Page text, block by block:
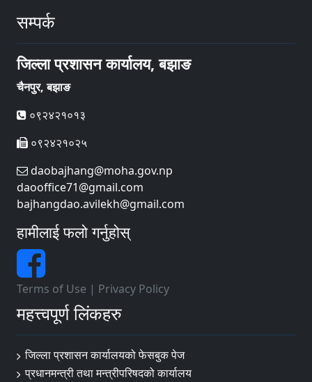
सम्पर्क
जिल्ला प्रशासन कार्यालय, बझाङ
चैनपुर, बझाङ
०९२४२१०१३
०९२४२१०२५
daobajhang@moha.gov.np
daooffice71@gmail.com
bajhangdao.avilekh@gmail.com
हामीलाई फलो गर्नुहोस्
Terms of Use | Privacy Policy
महत्त्वपूर्ण लिंकहरु
जिल्ला प्रशासन कार्यालयको फेसबुक पेज
प्रधानमन्त्री तथा मन्त्रीपरिषदको कार्यालय